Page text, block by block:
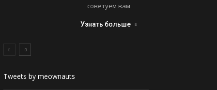
советуем вам
Узнать больше
Tweets by meownauts